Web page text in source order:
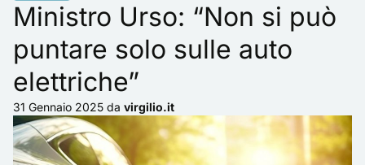
Ministro Urso: “Non si può
puntare solo sulle auto
elettriche”
31 Gennaio 2025 da virgilio.it